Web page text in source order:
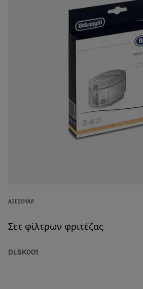
ΑΞΕΣΟΥΆΡ
Σετ φίλτρων φριτέζας
DLSK001